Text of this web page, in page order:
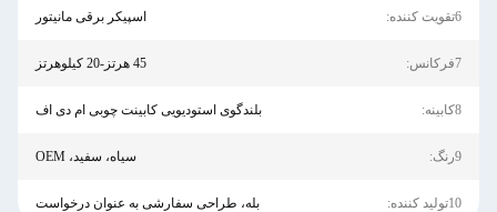
6تقویت کننده: اسپیکر برقی مانیتور
7فرکانس: 45 هرتز-20 کیلوهرتز
8کابینه: بلندگوی استودیویی کابینت چوبی ام دی اف
9رنگ: سیاه، سفید، OEM
10تولید کننده: بله، طراحی سفارشی به عنوان درخواست